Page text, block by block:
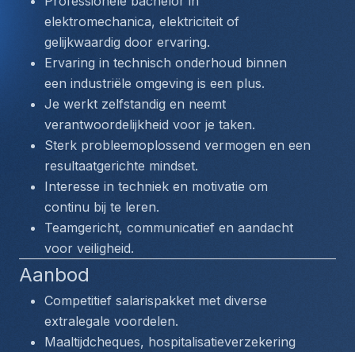
elektromechanica, elektriciteit of
gelijkwaardig door ervaring.
Ervaring in technisch onderhoud binnen
een industriële omgeving is een plus.
Je werkt zelfstandig en neemt
verantwoordelijkheid voor je taken.
Sterk probleemoplossend vermogen en een
resultaatgerichte mindset.
Interesse in techniek en motivatie om
continu bij te leren.
Teamgericht, communicatief en aandacht
voor veiligheid.
Aanbod
Competitief salarispakket met diverse
extralegale voordelen.
Maaltijdcheques, hospitalisatieverzekering